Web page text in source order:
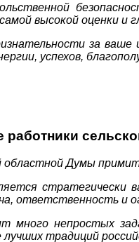
высокой оценки и
за
успехов,
работники
Думы
стратегически
ответственность и
много непростых
традиций